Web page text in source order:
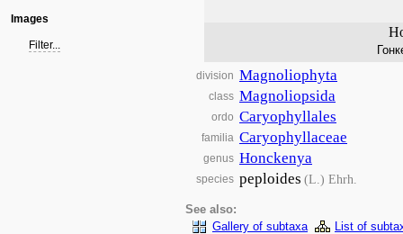
Images
Filter...
division Magnoliophyta
class Magnoliopsida
ordo Caryophyllales
familia Caryophyllaceae
genus Honckenya
species peploides (L.) Ehrh.
See also:
Gallery of subtaxa
List of